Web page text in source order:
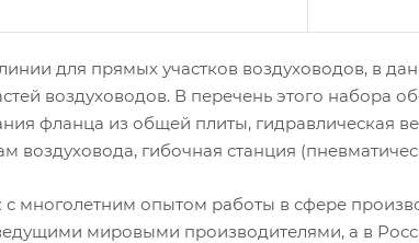
для прямых участков воздуховодов, в
воздуховодов. В перечень этого набора
фланца из общей плиты, гидравлическая
воздуховода, гибочная станция
многолетним опытом работы в сфере
мировыми производителями, а в